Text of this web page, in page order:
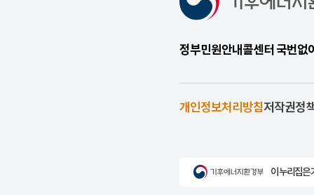
정부민원안내콜센터 국번
개인정보처리방침저작권정
이 누리집은